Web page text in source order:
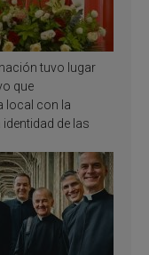
tuvo lugar
que
local con la
de las